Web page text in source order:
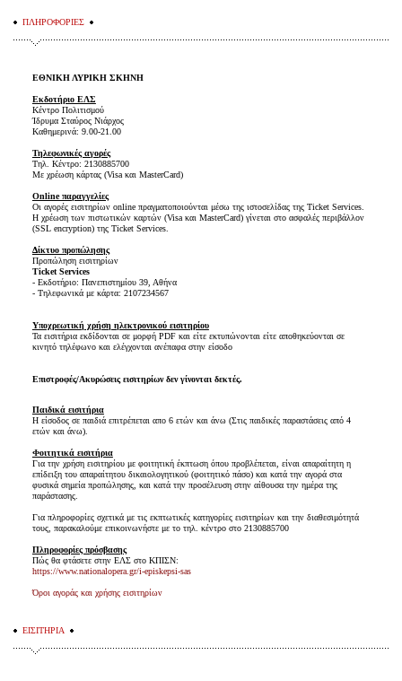
ΠΛΗΡΟΦΟΡΙΕΣ
ΕΘΝΙΚΗ ΛΥΡΙΚΗ ΣΚΗΝΗ
Εκδοτήριο ΕΛΣ
Κέντρο Πολιτισμού
Ίδρυμα Σταύρος Νιάρχος
Καθημερινά: 9.00-21.00
Τηλεφωνικές αγορές
Τηλ. Κέντρο: 2130885700
Με χρέωση κάρτας (Visa και MasterCard)
Online παραγγελίες
Οι αγορές εισιτηρίων online πραγματοποιούνται μέσω της ιστοσελίδας της Ticket Services.
Η χρέωση των πιστωτικών καρτών (Visa και MasterCard) γίνεται στο ασφαλές περιβάλλον
(SSL encryption) της Ticket Services.
Δίκτυο προπώλησης
Προπώληση εισιτηρίων
Ticket Services
- Εκδοτήριο: Πανεπιστημίου 39, Αθήνα
- Τηλεφωνικά με κάρτα: 2107234567
Υποχρεωτική χρήση ηλεκτρονικού εισιτηρίου
Τα εισιτήρια εκδίδονται σε μορφή PDF και είτε εκτυπώνονται είτε αποθηκεύονται σε
κινητό τηλέφωνο και ελέγχονται ανέπαφα στην είσοδο
Επιστροφές/Ακυρώσεις εισιτηρίων δεν γίνονται δεκτές.
Παιδικά εισιτήρια
Η είσοδος σε παιδιά επιτρέπεται απο 6 ετών και άνω (Στις παιδικές παραστάσεις από 4
ετών και άνω).
Φοιτητικά εισιτήρια
Για την χρήση εισιτηρίου με φοιτητική έκπτωση όπου προβλέπεται, είναι απαραίτητη η
επίδειξη του απαραίτητου δικαιολογητικού (φοιτητικό πάσο) και κατά την αγορά στα
φυσικά σημεία προπώλησης, και κατά την προσέλευση στην αίθουσα την ημέρα της
παράστασης.
Για πληροφορίες σχετικά με τις εκπτωτικές κατηγορίες εισιτηρίων και την διαθεσιμότητά
τους, παρακαλούμε επικοινωνήστε με το τηλ. κέντρο στο 2130885700
Πληροφορίες πρόσβασης
Πώς θα φτάσετε στην ΕΛΣ στο ΚΠΙΣΝ:
https://www.nationalopera.gr/i-episkepsi-sas
Όροι αγοράς και χρήσης εισιτηρίων
ΕΙΣΙΤΗΡΙΑ